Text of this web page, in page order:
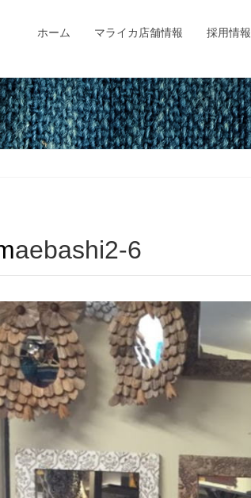
ホーム マライカ店舗情報 採用情報
maebashi2-6